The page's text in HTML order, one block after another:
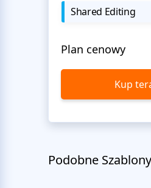
Shared Editing
Plan cenowy
Kup
Podobne Szablony